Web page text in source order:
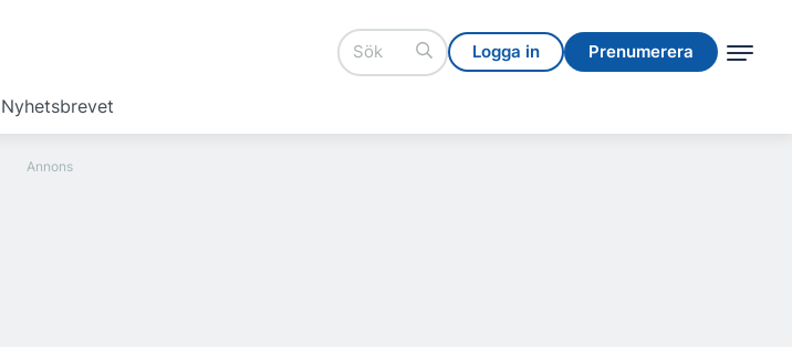
Logga in Prenumerera
Nyhetsbrevet
Logga in Prenumerera